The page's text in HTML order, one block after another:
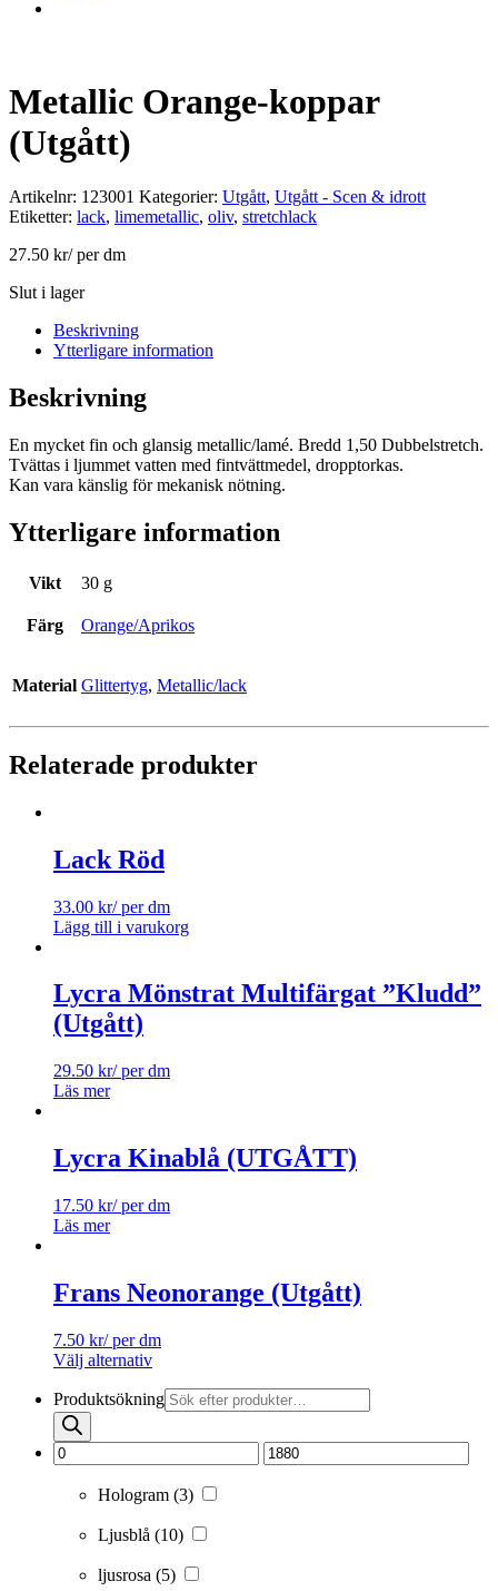
Metallic Orange-koppar
(Utgått)
Artikelnr: 123001 Kategorier: Utgått, Utgått - Scen & idrott
Etiketter: lack, limemetallic, oliv, stretchlack
27.50 kr/ per dm
Slut i lager
Beskrivning
Ytterligare information
Beskrivning
En mycket fin och glansig metallic/lamé. Bredd 1,50 Dubbelstretch.
Tvättas i ljummet vatten med fintvättmedel, dropptorkas.
Kan vara känslig för mekanisk nötning.
Ytterligare information
Vikt 30 g
Färg Orange/Aprikos
Material Glittertyg, Metallic/lack
Relaterade produkter
Lack Röd
33.00 kr/ per dm
Lägg till i varukorg
Lycra Mönstrat Multifärgat ”Kludd”
(Utgått)
29.50 kr/ per dm
Läs mer
Lycra Kinablå (UTGÅTT)
17.50 kr/ per dm
Läs mer
Frans Neonorange (Utgått)
7.50 kr/ per dm
Välj alternativ
Produktsökning
Hologram (3)
Ljusblå (10)
ljusrosa (5)